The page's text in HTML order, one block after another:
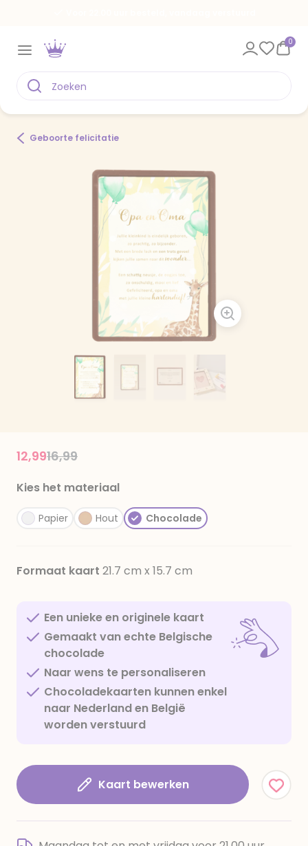
0
Geboorte felicitatie
Price reduced from
16,99to
12,99
Kies het materiaal
Papier Hout Chocolade
Formaat kaart 21.7 cm x 15.7 cm
Een unieke en originele kaart
Gemaakt van echte Belgische
chocolade
Naar wens te personaliseren
Chocoladekaarten kunnen enkel
naar Nederland en België
worden verstuurd
Kaart bewerken